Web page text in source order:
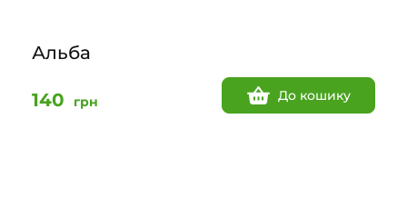
Альба
140 грн До кошику